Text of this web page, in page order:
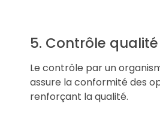
5. Contrôle qualité
Le contrôle par un
assure la conformité des
renforçant la qualité.